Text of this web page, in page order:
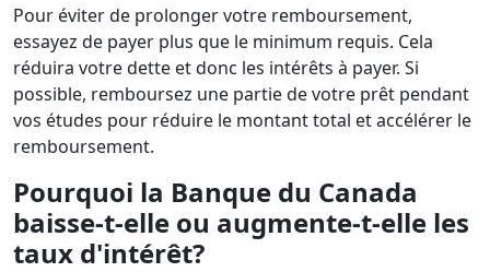
Pour éviter de prolonger votre remboursement,
essayez de payer plus que le minimum requis. Cela
réduira votre dette et donc les intérêts à payer. Si
possible, remboursez une partie de votre prêt pendant
vos études pour réduire le montant total et accélérer le
remboursement.
Pourquoi la Banque du Canada
baisse-t-elle ou augmente-t-elle les
taux d'intérêt?